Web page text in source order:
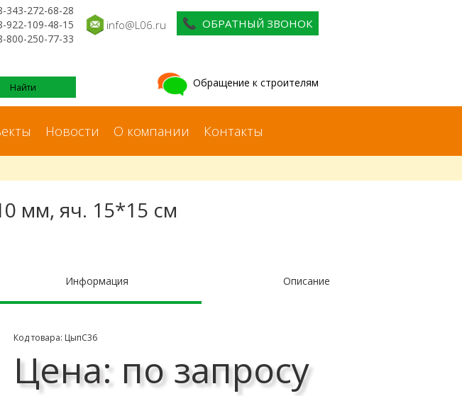
343-272-68-28
922-109-48-15
800-250-77-33
info@L06.ru ОБРАТНЫЙ ЗВОНОК
Обращение к строителям
Новости О компании Контакты
мм, яч. 15*15 см
Информация Описание
Код товара: ЦыпС36
Цена: по запросу